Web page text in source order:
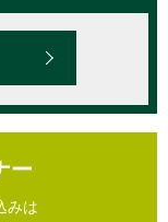
ー
みは